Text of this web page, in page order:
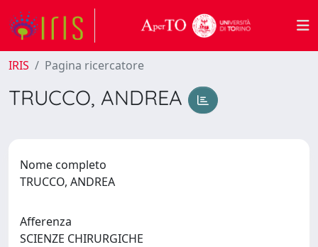
IRIS Pagina ricercatore
TRUCCO, ANDREA
Nome completo
TRUCCO, ANDREA
Afferenza
SCIENZE CHIRURGICHE